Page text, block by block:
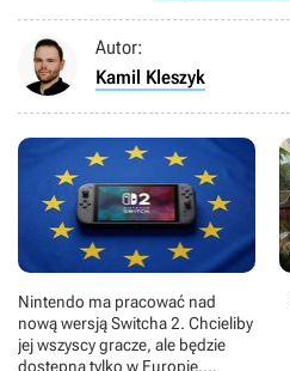
Autor:
Kamil Kleszyk
Nintendo ma pracować nad
nową wersją Switcha 2. Chcieliby
jej wszyscy gracze, ale będzie
dostępna tylko w Europie,